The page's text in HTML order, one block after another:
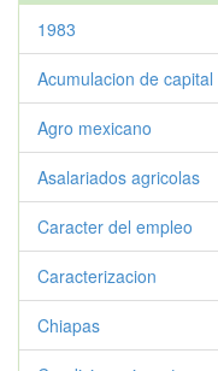
1983
Acumulacion de capital
Agro mexicano
Asalariados agricolas
Caracter del empleo
Caracterizacion
Chiapas